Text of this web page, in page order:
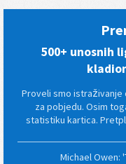
500+ unosnih
Proveli smo
za pobjedu. Osim
statistiku kartica.
Michael Owen: